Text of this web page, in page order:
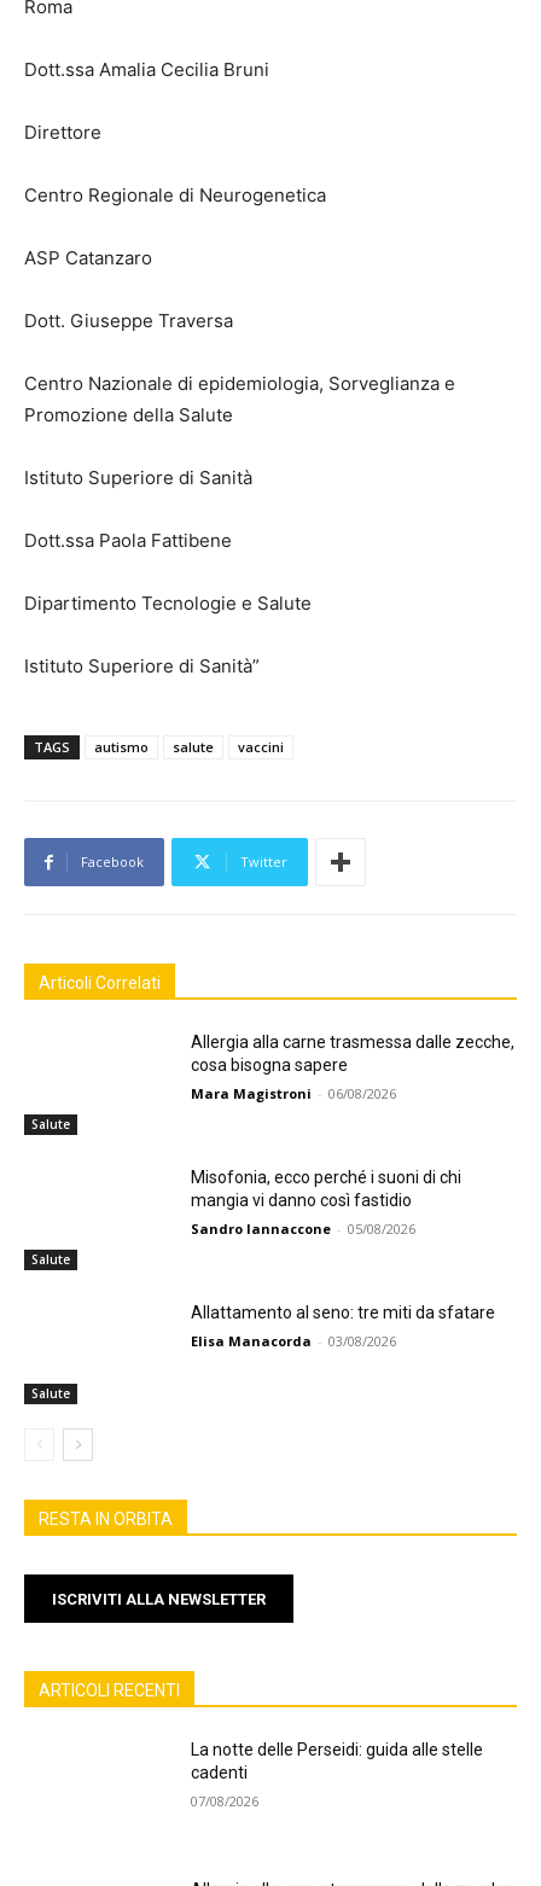
Roma
Dott.ssa Amalia Cecilia Bruni
Direttore
Centro Regionale di Neurogenetica
ASP Catanzaro
Dott. Giuseppe Traversa
Centro Nazionale di epidemiologia, Sorveglianza e
Promozione della Salute
Istituto Superiore di Sanità
Dott.ssa Paola Fattibene
Dipartimento Tecnologie e Salute
Istituto Superiore di Sanità”
TAGS autismo salute vaccini
Facebook Twitter
Articoli Correlati
Salute
Allergia alla carne trasmessa dalle zecche,
cosa bisogna sapere
Mara Magistroni - 06/08/2026
Salute
Misofonia, ecco perché i suoni di chi
mangia vi danno così fastidio
Sandro Iannaccone - 05/08/2026
Salute
Allattamento al seno: tre miti da sfatare
Elisa Manacorda - 03/08/2026
RESTA IN ORBITA
ISCRIVITI ALLA NEWSLETTER
ARTICOLI RECENTI
La notte delle Perseidi: guida alle stelle
cadenti
07/08/2026